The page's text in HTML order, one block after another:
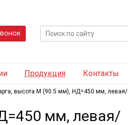
Продукция Контакты
высота M (90.5 мм), НД=450 мм, левая/
мм, левая/